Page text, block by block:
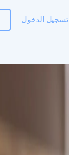
تسجيل الدخول